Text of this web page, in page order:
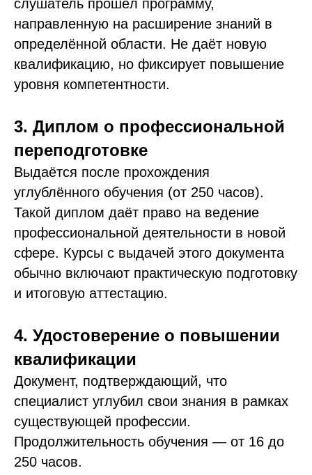
слушатель прошёл программу,
направленную на расширение знаний в
определённой области. Не даёт новую
квалификацию, но фиксирует повышение
уровня компетентности.
3. Диплом о профессиональной
переподготовке
Выдаётся после прохождения
углублённого обучения (от 250 часов).
Такой диплом даёт право на ведение
профессиональной деятельности в новой
сфере. Курсы с выдачей этого документа
обычно включают практическую подготовку
и итоговую аттестацию.
4. Удостоверение о повышении
квалификации
Документ, подтверждающий, что
специалист углубил свои знания в рамках
существующей профессии.
Продолжительность обучения — от 16 до
250 часов.